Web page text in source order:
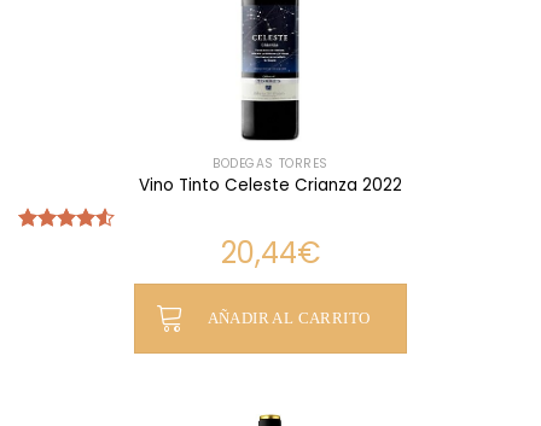
BODEGAS TORRES
Vino Tinto Celeste Crianza 2022
20,44€
AÑADIR AL CARRITO